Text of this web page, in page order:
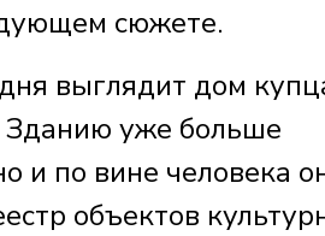
сюжете.
выглядит дом
Зданию уже больше
и по вине человека
объектов